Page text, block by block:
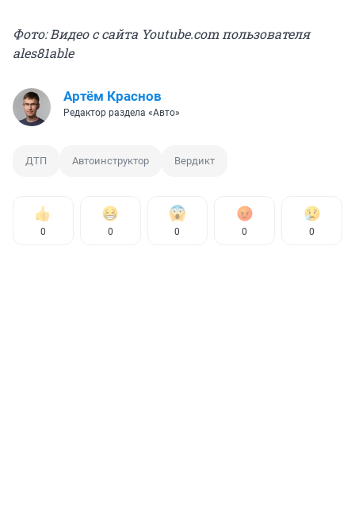
Фото: Видео с сайта Youtube.com пользователя
ales81able
Артём Краснов
Редактор раздела «Авто»
ДТП Автоинструктор Вердикт
0 0 0 0 0